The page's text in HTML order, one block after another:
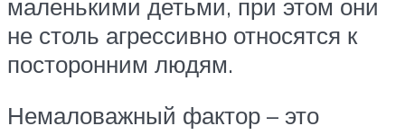
маленькими детьми, при этом они
не столь агрессивно относятся к
посторонним людям.
Немаловажный фактор – это